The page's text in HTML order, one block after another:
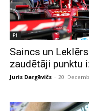
F1
Saincs un
zaudētāji punktu
Juris Dargēvičs - 20.